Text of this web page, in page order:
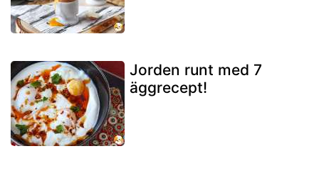
Jorden runt med 7
äggrecept!